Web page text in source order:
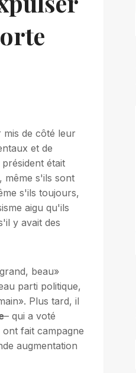
mis de côté leur
et de
était
même s'ils sont
s'ils toujours,
aigu qu'ils
y avait des
beau»
parti politique,
Plus tard, il
– qui a voté
fait campagne
augmentation